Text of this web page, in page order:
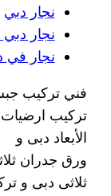
نجار دبي
نجار دبي 0557714476
نجار في
فني تركيب
تركيب
الأبعاد دبى و
ورق جدران
ثلاثى دبى و